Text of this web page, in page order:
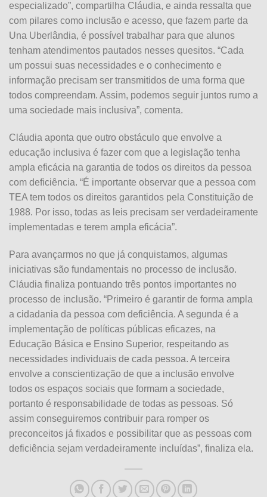
especializado”, compartilha Cláudia, e ainda ressalta que
com pilares como inclusão e acesso, que fazem parte da
Una Uberlândia, é possível trabalhar para que alunos
tenham atendimentos pautados nesses quesitos. “Cada
um possui suas necessidades e o conhecimento e
informação precisam ser transmitidos de uma forma que
todos compreendam. Assim, podemos seguir juntos rumo a
uma sociedade mais inclusiva”, comenta.
Cláudia aponta que outro obstáculo que envolve a
educação inclusiva é fazer com que a legislação tenha
ampla eficácia na garantia de todos os direitos da pessoa
com deficiência. “É importante observar que a pessoa com
TEA tem todos os direitos garantidos pela Constituição de
1988. Por isso, todas as leis precisam ser verdadeiramente
implementadas e terem ampla eficácia”.
Para avançarmos no que já conquistamos, algumas
iniciativas são fundamentais no processo de inclusão.
Cláudia finaliza pontuando três pontos importantes no
processo de inclusão. “Primeiro é garantir de forma ampla
a cidadania da pessoa com deficiência. A segunda é a
implementação de políticas públicas eficazes, na
Educação Básica e Ensino Superior, respeitando as
necessidades individuais de cada pessoa. A terceira
envolve a conscientização de que a inclusão envolve
todos os espaços sociais que formam a sociedade,
portanto é responsabilidade de todas as pessoas. Só
assim conseguiremos contribuir para romper os
preconceitos já fixados e possibilitar que as pessoas com
deficiência sejam verdadeiramente incluídas”, finaliza ela.